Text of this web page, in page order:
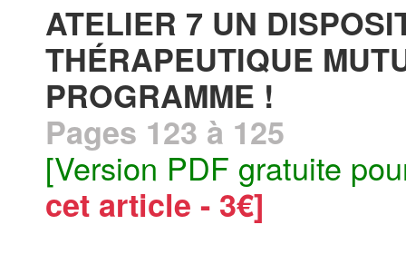
ATELIER 7 UN
THÉRAPEUTIQUE
PROGRAMME !
Pages 123 à 125
[Version PDF gratuite
cet article - 3€]